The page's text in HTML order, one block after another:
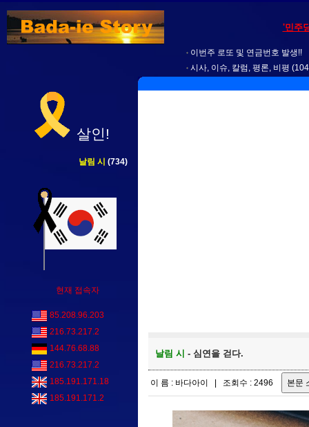
'민주
이번주 로또 및 연금번호 발생!!
시사, 이슈, 칼럼, 평론, 비평
살인!
날림 시 (734)
현재 접속자
85.208.96.203
216.73.217.2
144.76.68.88
216.73.217.2
185.191.171.18
185.191.171.2
날림 시 - 심연을 걷다.
이 름 : 바다아이 | 조회수 : 2496